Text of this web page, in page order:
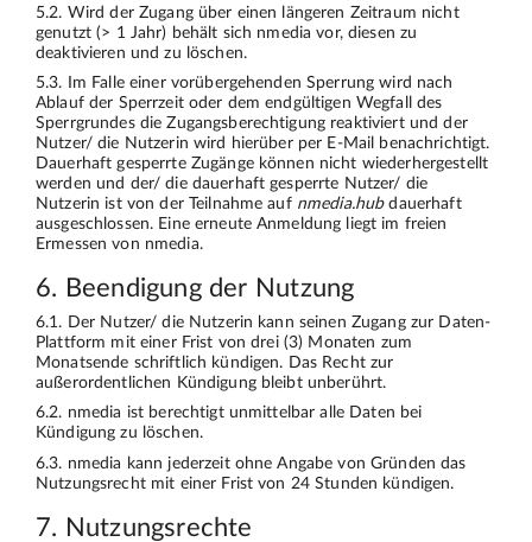
5.2. Wird der Zugang über einen längeren Zeitraum nicht
genutzt (> 1 Jahr) behält sich nmedia vor, diesen zu
deaktivieren und zu löschen.
5.3. Im Falle einer vorübergehenden Sperrung wird nach
Ablauf der Sperrzeit oder dem endgültigen Wegfall des
Sperrgrundes die Zugangsberechtigung reaktiviert und der
Nutzer/ die Nutzerin wird hierüber per E-Mail benachrichtigt.
Dauerhaft gesperrte Zugänge können nicht wiederhergestellt
werden und der/ die dauerhaft gesperrte Nutzer/ die
Nutzerin ist von der Teilnahme auf nmedia.hubdauerhaft
ausgeschlossen. Eine erneute Anmeldung liegt im freien
Ermessen von nmedia.
6. Beendigung der Nutzung
6.1. Der Nutzer/ die Nutzerin kann seinen Zugang zur Daten-
Plattform mit einer Frist von drei (3) Monaten zum
Monatsende schriftlich kündigen. Das Recht zur
außerordentlichen Kündigung bleibt unberührt.
6.2. nmedia ist berechtigt unmittelbar alle Daten bei
Kündigung zu löschen.
6.3. nmedia kann jederzeit ohne Angabe von Gründen das
Nutzungsrecht mit einer Frist von 24 Stunden kündigen.
7. Nutzungsrechte